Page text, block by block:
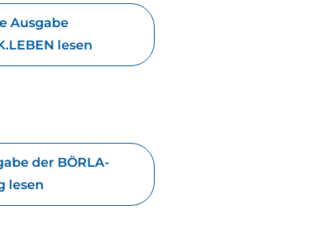
Ausgabe
lesen
der BÖRLA-
lesen